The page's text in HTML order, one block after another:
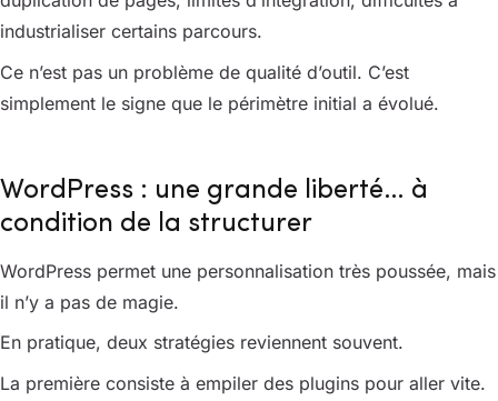
industrialiser certains parcours.
Ce n’est pas un problème de qualité d’outil. C’est
simplement le signe que le périmètre initial a évolué.
WordPress : une grande liberté… à
condition de la structurer
WordPress permet une personnalisation très poussée, mais
il n’y a pas de magie.
En pratique, deux stratégies reviennent souvent.
La première consiste à empiler des plugins pour aller vite.